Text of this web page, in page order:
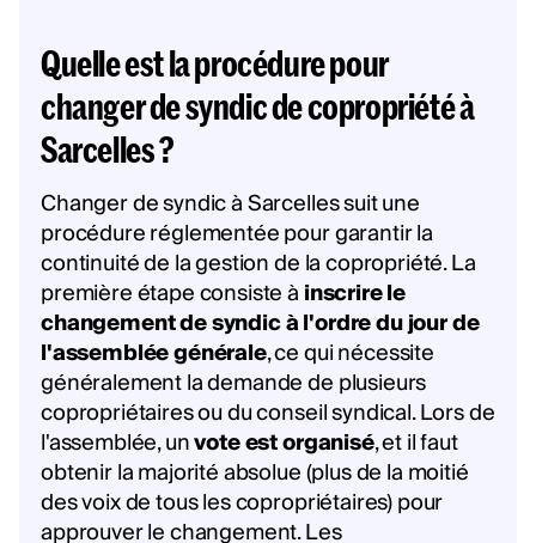
Quelle est la procédure pour
changer de syndic de copropriété à
Sarcelles ?
Changer de syndic à Sarcelles suit une
procédure réglementée pour garantir la
continuité de la gestion de la copropriété. La
première étape consiste àinscrire le
changement de syndic à l'ordre du jour de
l'assemblée générale, ce qui nécessite
généralement la demande de plusieurs
copropriétaires ou du conseil syndical. Lors de
l'assemblée, unvote est organisé, et il faut
obtenir la majorité absolue (plus de la moitié
des voix de tous les copropriétaires) pour
approuver le changement. Les